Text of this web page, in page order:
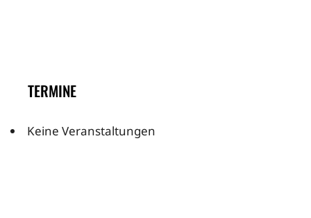
TERMINE
Keine Veranstaltungen